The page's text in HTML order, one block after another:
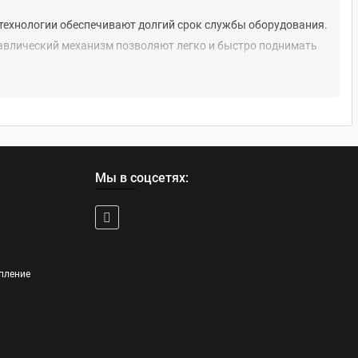
обеспечивают долгий срок службы оборудования.
механизм позволяют легко и быстро поднимать
спуск платформы и обеспечивают защиту
автомобилей и их узлов, облегчая ремонтные и
и комплектующих, ускоряя производственные
грузов по рабочим зонам.
безопасность и эффективность труда.
стандартов качества, что обеспечивает их
Мы в соцсетях: